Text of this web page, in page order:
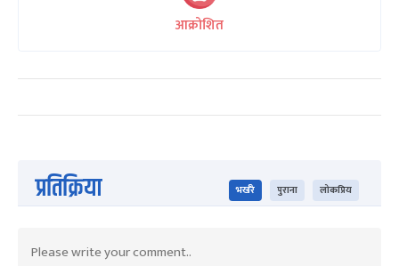
आक्रोशित
प्रतिक्रिया भर्खरै पुराना लोकप्रिय